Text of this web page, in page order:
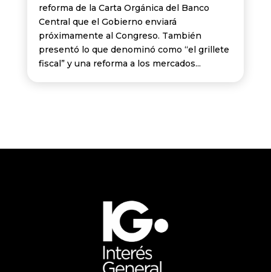
reforma de la Carta Orgánica del Banco
Central que el Gobierno enviará
próximamente al Congreso. También
presentó lo que denominó como “el grillete
fiscal” y una reforma a los mercados...